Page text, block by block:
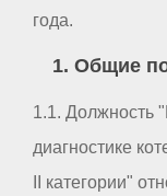
года.
1. Общие
1.1. Должность
диагностике
II категории"